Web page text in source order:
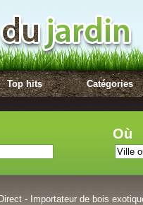
Top hits Catégories
Où
- Importateur de bois